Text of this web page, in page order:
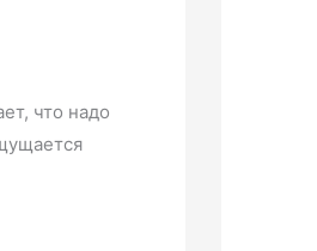
что надо